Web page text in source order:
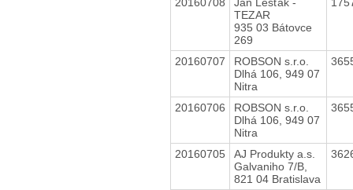
TEZAR
935 03 Bátovce
269
20160707
ROBSON s.r.o.
Dlhá 106, 949 07
Nitra
20160706
ROBSON s.r.o.
Dlhá 106, 949 07
Nitra
20160705
AJ Produkty a.s.
Galvaniho 7/B,
821 04 Bratislava